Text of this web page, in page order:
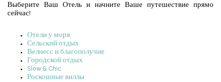
Выберите Ваш Отель и начните Ваше путешествие прямо
сейчас!
Отели у моря
Сельский отдых
Велнесс и благополучие
Городской отдых
Slow & Chic
Роскошные виллы